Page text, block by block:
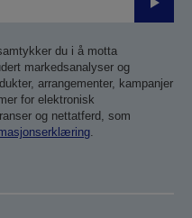
Send
du i å motta
markedsanalyser og
arrangementer, kampanjer
for elektronisk
og nettatferd, som
.